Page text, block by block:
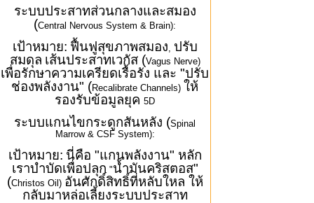
ระบบประสาทส่วนกลางและสมอง
(Central Nervous System & Brain):
เป้าหมาย: ฟื้นฟูสุขภาพสมอง, ปรับ
สมดุล เส้นประสาทเวกัส (Vagus Nerve)
เพื่อรักษาความเครียดเรื้อรัง และ "ปรับ
ช่องพลังงาน" (Recalibrate Channels) ให้
รองรับข้อมูลยุค5D
ระบบแกนไขกระดูกสันหลัง (Spinal
Marrow & CSF System):
เป้าหมาย: นี่คือ "แกนพลังงาน" หลัก
เราบำบัดเพื่อปลุก "น้ำมันคริสตอส"
(Christos Oil) อันศักดิ์สิทธิ์ที่หลับใหล ให้
กลับมาหล่อเลี้ยงระบบประสาท